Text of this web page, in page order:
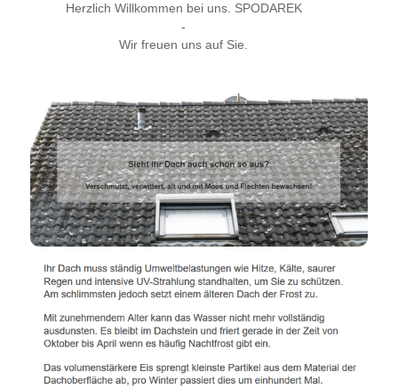
Herzlich Willkommen bei uns. SPODAREK
-
Wir freuen uns auf Sie.